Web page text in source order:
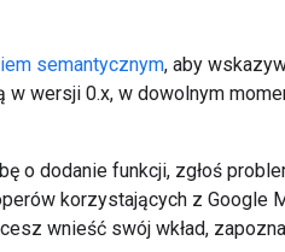
semantycznym, aby
wersji 0.x, w dowolnym
o dodanie funkcji, zgłoś
korzystających z Google
wnieść swój wkład,